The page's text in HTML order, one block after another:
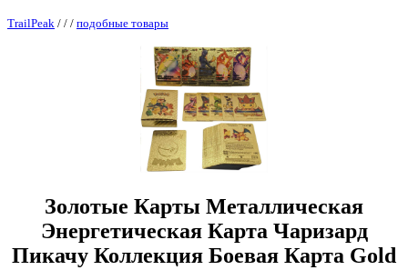
TrailPeak / / / подобные товары
Золотые Карты Металлическая
Энергетическая Карта Чаризард
Пикачу Коллекция Боевая Карта Gold